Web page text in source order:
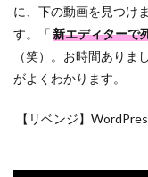
に、下の動画を見つけ
す。「新エディターで
（笑）。お時間あり
がよくわかります。
【リベンジ】